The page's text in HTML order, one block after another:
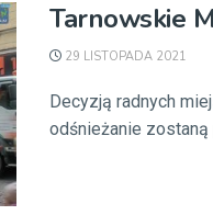
Tarnowskie
29 LISTOPADA 2021
Decyzją radnych
odśnieżanie zostaną